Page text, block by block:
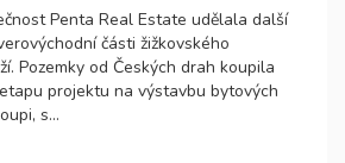
Penta Real Estate udělala další
části žižkovského
Pozemky od Českých drah koupila
projektu na výstavbu bytových
s...